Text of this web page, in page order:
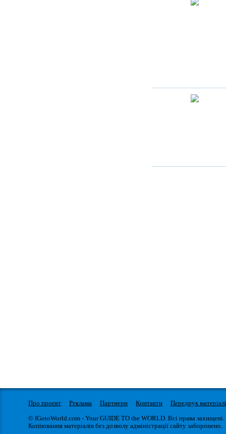
Про проект Реклама Партнери Контакти
Передрук
© IGotoWorld.com - Your GUIDE TO the WORLD. Всі права захищені.
Копіювання матеріалів без дозволу адміністрації сайту заборонено.